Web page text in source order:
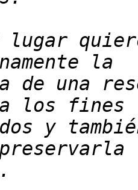
lugar
de una
y